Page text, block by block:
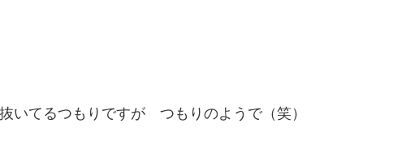
いてるつもりですが つもりのようで（笑）